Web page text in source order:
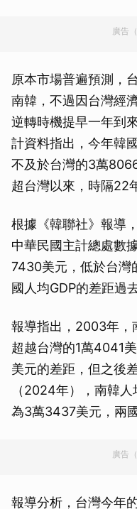
廣告
原本市場普遍預測，
南韓，不過因台灣經
逆轉時機提早一年到
計資料指出，今年韓
不及於台灣的3萬
超台灣以來，時隔22
根據《韓聯社》報導
中華民國主計總處數
7430美元，低於台灣
國人均GDP的差距過
報導指出，2003年，
超越台灣的1萬4041
美元的差距，但之後
（2024年），南韓
為3萬3437美元，兩
廣告
報導分析，台灣今年